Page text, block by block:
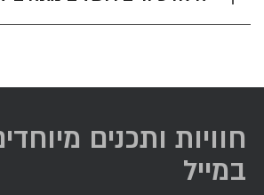
חוויות ותכנים
במייל